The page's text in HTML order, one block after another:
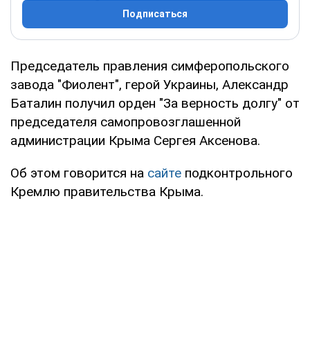
Подписаться
Председатель правления симферопольского
завода "Фиолент", герой Украины, Александр
Баталин получил орден "За верность долгу" от
председателя самопровозглашенной
администрации Крыма Сергея Аксенова.
Об этом говорится на сайте подконтрольного
Кремлю правительства Крыма.